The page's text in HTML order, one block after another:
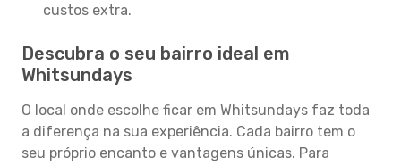
custos extra.
Descubra o seu bairro ideal em
Whitsundays
O local onde escolhe ficar em Whitsundays faz toda
a diferença na sua experiência. Cada bairro tem o
seu próprio encanto e vantagens únicas. Para